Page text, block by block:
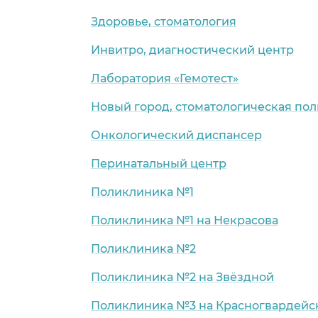
Здоровье, стоматология
Инвитро, диагностический центр
Лаборатория «Гемотест»
Новый город, стоматологическая
Онкологический диспансер
Перинатальный центр
Поликлиника №1
Поликлиника №1 на Некрасова
Поликлиника №2
Поликлиника №2 на Звёздной
Поликлиника №3 на